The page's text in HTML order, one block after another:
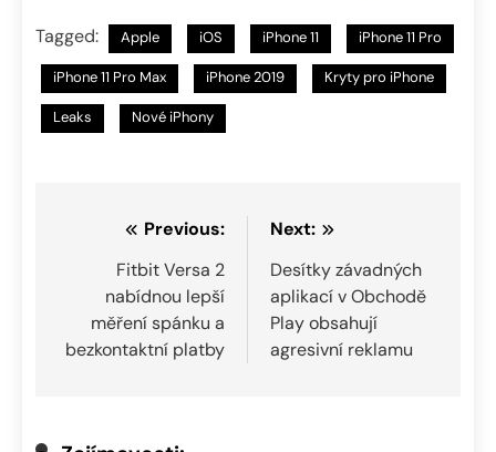
Tagged: Apple iOS iPhone 11 iPhone 11 Pro
iPhone 11 Pro Max iPhone 2019 Kryty pro iPhone
Leaks Nové iPhony
Navigace
příspěvek
Previous:
Fitbit Versa 2
nabídnou lepší
měření spánku a
bezkontaktní platby
Next:
Desítky závadných
aplikací v Obchodě
Play obsahují
agresivní reklamu